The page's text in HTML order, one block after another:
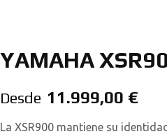
YAMAHA
Desde 11.999,00 €
La XSR900 mantiene su